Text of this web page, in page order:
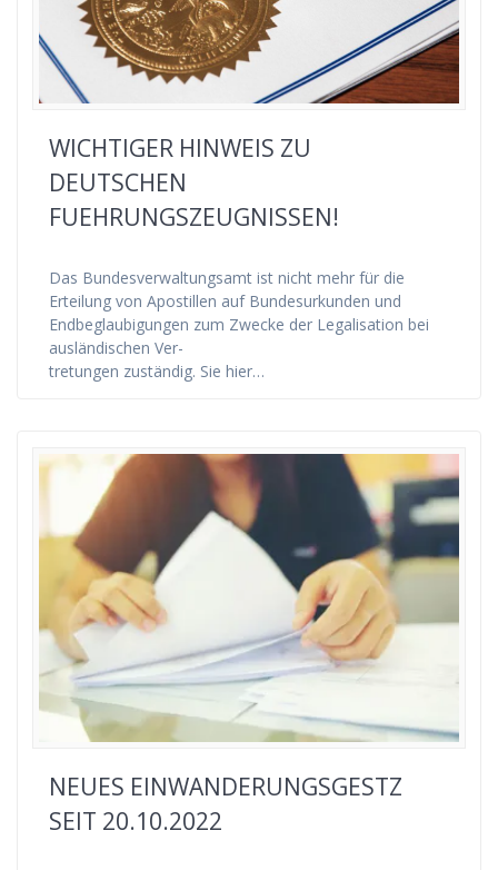
WICHTIGER HINWEIS ZU
DEUTSCHEN
FUEHRUNGSZEUGNISSEN!
Das Bundesverwaltungsamt ist nicht mehr für die
Erteilung von Apostillen auf Bundesurkunden und
Endbeglaubigungen zum Zwecke der Legalisation bei
ausländischen Ver-
tretungen zuständig. Sie hier…
NEUES EINWANDERUNGSGESTZ
SEIT 20.10.2022